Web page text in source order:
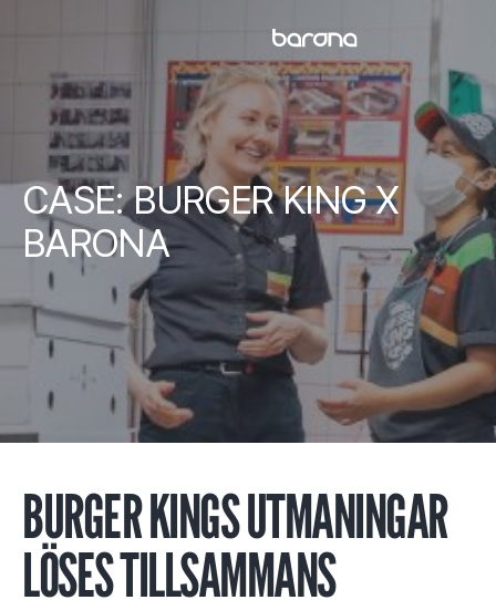
CASE: BURGER KING X
BARONA
BURGER KINGS UTMANINGAR
LÖSES TILLSAMMANS